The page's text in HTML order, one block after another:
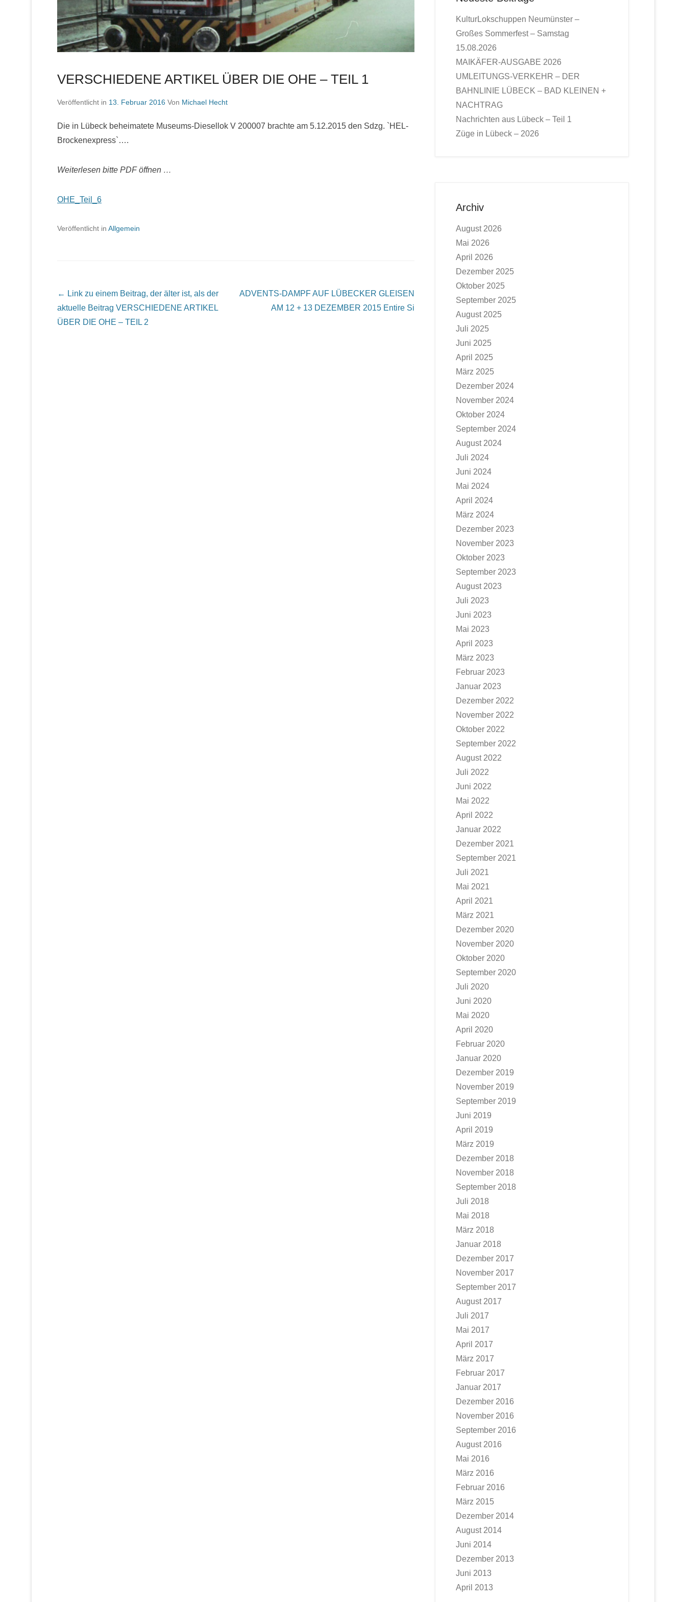
VERSCHIEDENE ARTIKEL ÜBER DIE OHE – TEIL 1
Veröffentlicht in 13. Februar 2016 Von Michael Hecht
Die in Lübeck beheimatete Museums-Diesellok V 200007 brachte am 5.12.2015 den Sdzg. `HEL-
Brockenexpress`….
Weiterlesen bitte PDF öffnen …
OHE_Teil_6
Veröffentlicht in Allgemein
Beitrags Übersicht
← Link zu einem Beitrag, der älter ist, als der
aktuelle Beitrag VERSCHIEDENE ARTIKEL
ÜBER DIE OHE – TEIL 2
ADVENTS-DAMPF AUF LÜBECKER GLEISEN
AM 12 + 13 DEZEMBER 2015 Entire Si
KulturLokschuppen Neumünster –
Großes Sommerfest – Samstag
15.08.2026
MAIKÄFER-AUSGABE 2026
UMLEITUNGS-VERKEHR – DER
BAHNLINIE LÜBECK – BAD KLEINEN +
NACHTRAG
Nachrichten aus Lübeck – Teil 1
Züge in Lübeck – 2026
Archiv
August 2026
Mai 2026
April 2026
Dezember 2025
Oktober 2025
September 2025
August 2025
Juli 2025
Juni 2025
April 2025
März 2025
Dezember 2024
November 2024
Oktober 2024
September 2024
August 2024
Juli 2024
Juni 2024
Mai 2024
April 2024
März 2024
Dezember 2023
November 2023
Oktober 2023
September 2023
August 2023
Juli 2023
Juni 2023
Mai 2023
April 2023
März 2023
Februar 2023
Januar 2023
Dezember 2022
November 2022
Oktober 2022
September 2022
August 2022
Juli 2022
Juni 2022
Mai 2022
April 2022
Januar 2022
Dezember 2021
September 2021
Juli 2021
Mai 2021
April 2021
März 2021
Dezember 2020
November 2020
Oktober 2020
September 2020
Juli 2020
Juni 2020
Mai 2020
April 2020
Februar 2020
Januar 2020
Dezember 2019
November 2019
September 2019
Juni 2019
April 2019
März 2019
Dezember 2018
November 2018
September 2018
Juli 2018
Mai 2018
März 2018
Januar 2018
Dezember 2017
November 2017
September 2017
August 2017
Juli 2017
Mai 2017
April 2017
März 2017
Februar 2017
Januar 2017
Dezember 2016
November 2016
September 2016
August 2016
Mai 2016
März 2016
Februar 2016
März 2015
Dezember 2014
August 2014
Juni 2014
Dezember 2013
Juni 2013
April 2013